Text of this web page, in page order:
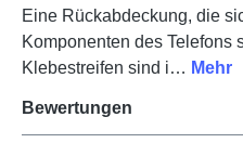
Eine Rückabdeckung, die
Komponenten des Telefons
Klebestreifen sind i… Mehr
Bewertungen